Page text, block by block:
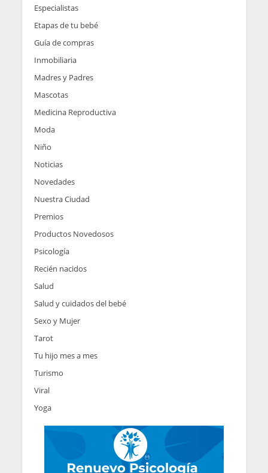
Especialistas
Etapas de tu bebé
Guía de compras
Inmobiliaria
Madres y Padres
Mascotas
Medicina Reproductiva
Moda
Niño
Noticias
Novedades
Nuestra Ciudad
Premios
Productos Novedosos
Psicología
Recién nacidos
Salud
Salud y cuidados del bebé
Sexo y Mujer
Tarot
Tu hijo mes a mes
Turismo
Viral
Yoga